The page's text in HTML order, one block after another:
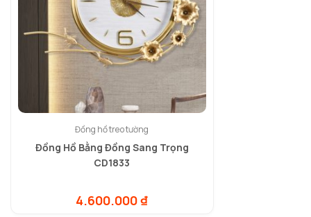
Đồng hồ treo tường
Đồng Hồ Bằng Đồng Sang Trọng
CD1833
4.600.000₫